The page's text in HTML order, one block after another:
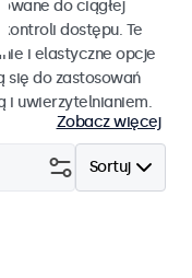
do ciągłej
dostępu. Te
i elastyczne opcje
się do zastosowań
i uwierzytelnianiem.
Zobacz więcej
Sortuj